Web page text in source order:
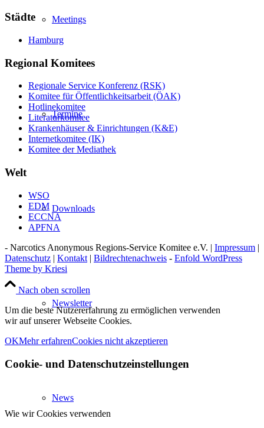
Meetings
Termine
Downloads
Newsletter
News
Städte
Hamburg
Regional Komitees
Regionale Service Konferenz (RSK)
Komitee für Öffentlichkeitsarbeit (ÖAK)
Hotlinekomitee
Literaturkomitee
Krankenhäuser & Einrichtungen (K&E)
Internetkomitee (IK)
Komitee der Mediathek
Welt
WSO
EDM
ECCNA
APFNA
- Narcotics Anonymous Regions-Service Komitee e.V. | Impressum |
Datenschutz | Kontakt | Bildrechtenachweis - Enfold WordPress
Theme by Kriesi
Nach oben scrollen
Um die beste Nutzererfahrung zu ermöglichen verwenden
wir auf unserer Webseite Cookies.
OKMehr erfahrenCookies nicht akzeptieren
Cookie- und Datenschutzeinstellungen
Wie wir Cookies verwenden